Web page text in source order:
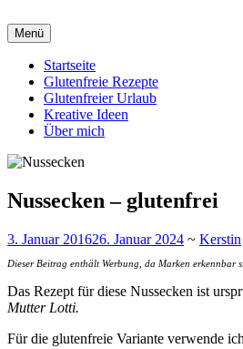
Inhalt
springen
glutenfreie
Ideen
Zöliakie, glutenfreie
Menü
Startseite
Glutenfreie Rezepte
Glutenfreier Urlaub
Kreative Ideen
Über mich
Nussecken – glutenfrei
3. Januar 201626. Januar 2024 ~ Kerstin
Dieser Beitrag enthält Werbung, da Marken erkennbar
Das Rezept für diese Nussecken ist
Mutter Lotti.
Für die glutenfreie Variante verwende